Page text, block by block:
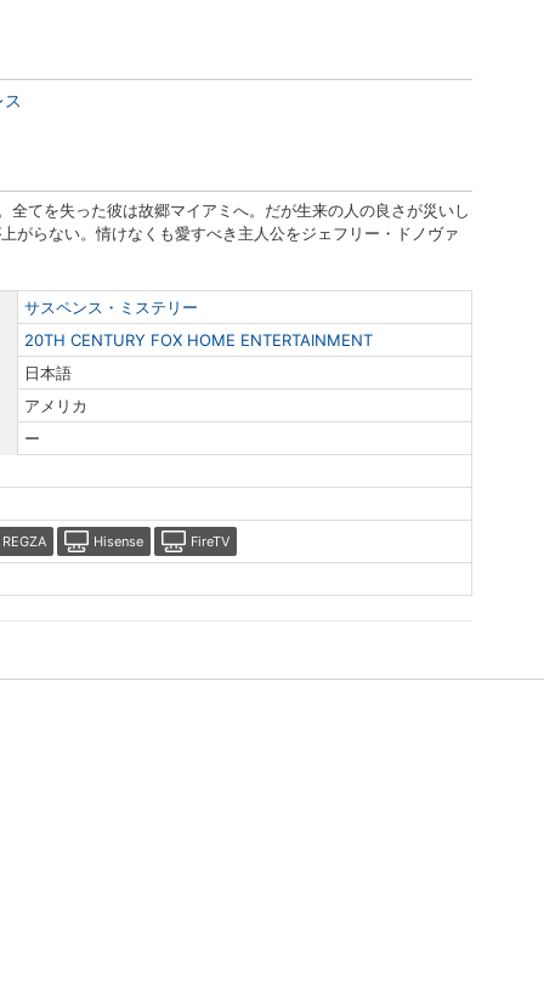
てを失った彼は故郷マイアミへ。だが生来の人の良さが災いし
がらない。情けなくも愛すべき主人公をジェフリー・ドノヴァ
サスペンス・ミステリー
20TH CENTURY FOX HOME ENTERTAINMENT
日本語
アメリカ
ー
REGZA Hisense FireTV